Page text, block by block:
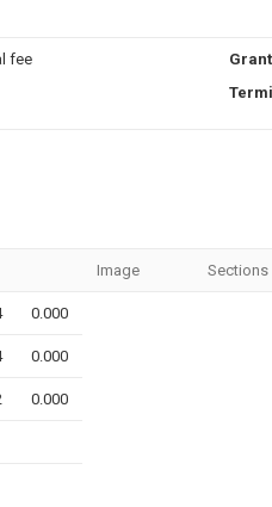
fee
Image Sections
0.000
0.000
0.000